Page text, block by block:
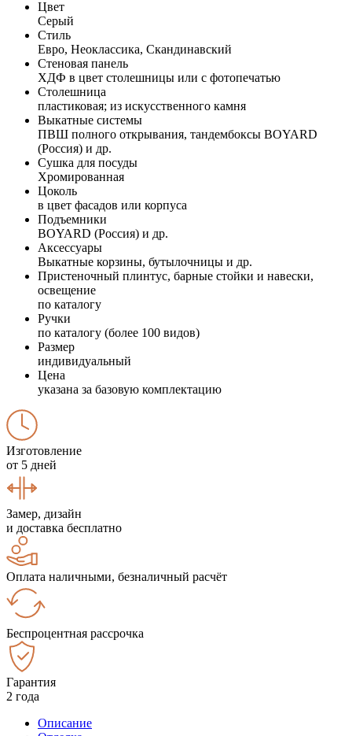
Цвет
Серый
Стиль
Евро, Неоклассика, Скандинавский
Стеновая панель
ХДФ в цвет столешницы или с фотопечатью
Столешница
пластиковая; из искусственного камня
Выкатные системы
ПВШ полного открывания, тандембоксы BOYARD
(Россия) и др.
Сушка для посуды
Хромированная
Цоколь
в цвет фасадов или корпуса
Подъемники
BOYARD (Россия) и др.
Аксессуары
Выкатные корзины, бутылочницы и др.
Пристеночный плинтус, барные стойки и навески,
освещение
по каталогу
Ручки
по каталогу (более 100 видов)
Размер
индивидуальный
Цена
указана за базовую комплектацию
Изготовление
от 5 дней
Замер, дизайн
и доставка бесплатно
Оплата наличными, безналичный расчёт
Беспроцентная рассрочка
Гарантия
2 года
Описание